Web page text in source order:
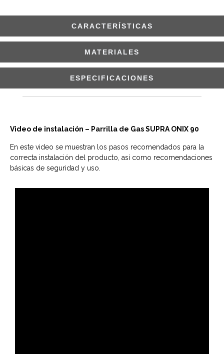
CARACTERÍSTICAS
MATERIALES
ESPECIFICACIONES
Video de instalación – Parrilla de Gas SUPRA ONIX 90
En este video se muestran los pasos recomendados para la
correcta instalación del producto, así como recomendaciones
básicas de seguridad y uso.